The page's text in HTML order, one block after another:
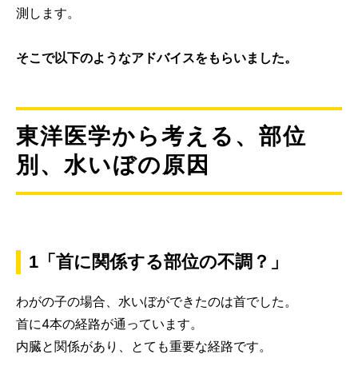
測します。
そこで以下のようなアドバイスをもらいました。
東洋医学から考える、部位
別、水いぼの原因
1「首に関係する部位の不調？」
わがの子の場合、水いぼができたのは首でした。
首に4本の経路が通っています。
内臓と関係があり、とても重要な経路です。